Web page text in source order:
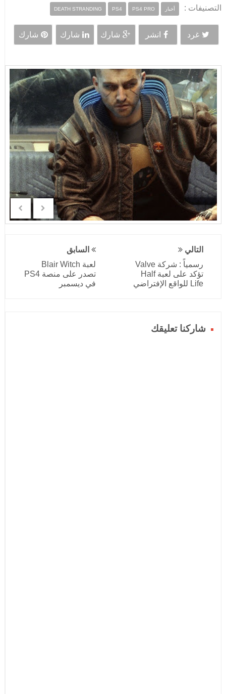
التصنيفات : أخبار DEATH STRANDING PS4 PS4 PRO
غرد انشر شارك شارك شارك
التالي
رسمياً : شركة Valve
تؤكد على لعبة Half
Life للواقع الإفتراضي
السابق
لعبة Blair Witch
تصدر على منصة PS4
في ديسمبر
شاركنا تعليقك